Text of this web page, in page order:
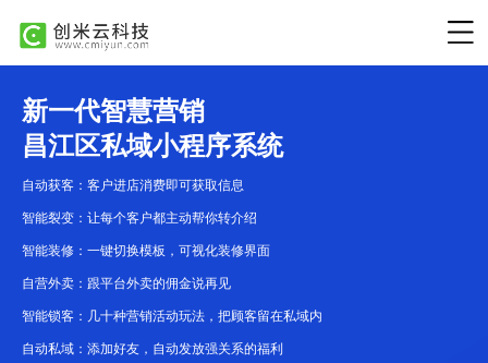
新一代智慧营销
昌江区私域小程序系统
自动获客：客户进店消费即可获取信息
智能裂变：让每个客户都主动帮你转介绍
智能装修：一键切换模板，可视化装修界面
自营外卖：跟平台外卖的佣金说再见
智能锁客：几十种营销活动玩法，把顾客留在私域内
自动私域：添加好友，自动发放强关系的福利